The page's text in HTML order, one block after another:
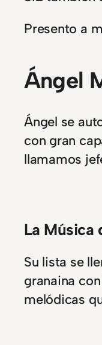
Presento a
Ángel
Ángel se
con gran
llamamos
La Música
Su lista se
granaina
melódicas